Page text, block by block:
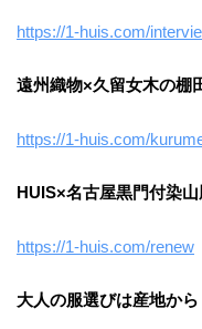
https://1-huis.com/
遠州織物×久留女木の棚
https://1-huis.com/
HUIS×名古屋黒門付染
https://1-huis.com/renew
大人の服選びは産地から